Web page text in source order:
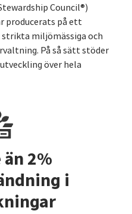
Council®)
producerats på ett
miljömässiga och
På så sätt stöder
över hela
2%
i